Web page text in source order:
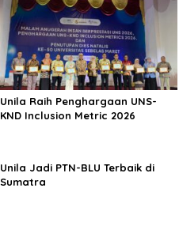
Unila Raih Penghargaan UNS-
KND Inclusion Metric 2026
Unila Jadi PTN-BLU Terbaik di
Sumatra